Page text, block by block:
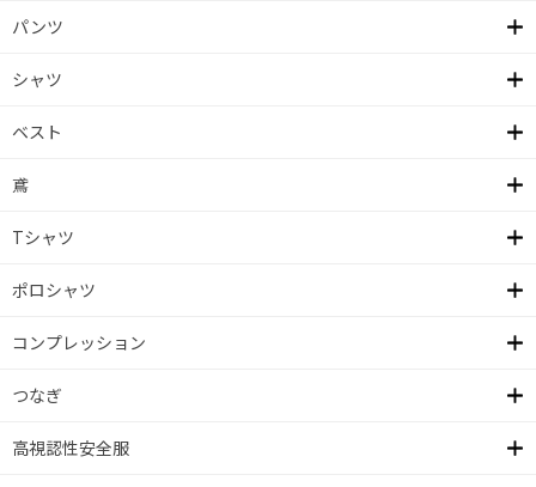
パンツ
シャツ
ベスト
鳶
Tシャツ
ポロシャツ
コンプレッション
つなぎ
高視認性安全服